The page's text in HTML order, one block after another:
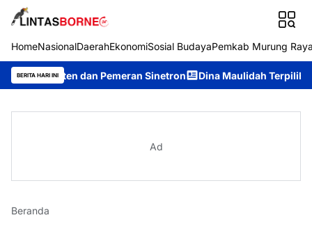
HomeNasionalDaerahEkonomiSosial BudayaPemkab Murung
BERITA HARI INI
dan Pemeran Sinetron Dina Maulidah Terpilih Aklamasi
Ad
Beranda